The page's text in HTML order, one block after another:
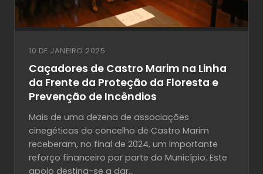
10 DE JANEIRO 2025
Caçadores de Castro Marim na Linha
da Frente da Proteção da Floresta e
Prevenção de Incêndios
Mais de uma dezena de associações
cinegéticas do concelho de Castro Marim
receberam, no final de 2024, um importante
reforço financeiro por parte do Município. Este
apoio destina-se a dar...